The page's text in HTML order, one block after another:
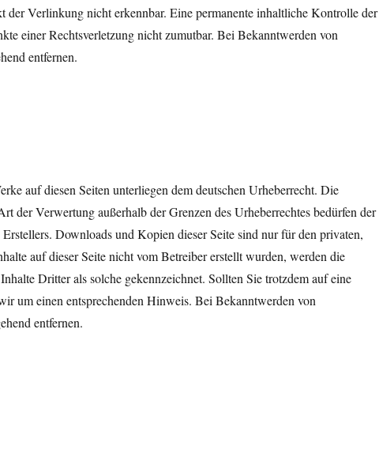
Verlinkung nicht erkennbar. Eine permanente inhaltliche Kontrolle der
einer Rechtsverletzung nicht zumutbar. Bei Bekanntwerden von
entfernen.
auf diesen Seiten unterliegen dem deutschen Urheberrecht. Die
der Verwertung außerhalb der Grenzen des Urheberrechtes bedürfen der
Downloads und Kopien dieser Seite sind nur für den privaten,
auf dieser Seite nicht vom Betreiber erstellt wurden, werden die
Dritter als solche gekennzeichnet. Sollten Sie trotzdem auf eine
um einen entsprechenden Hinweis. Bei Bekanntwerden von
entfernen.